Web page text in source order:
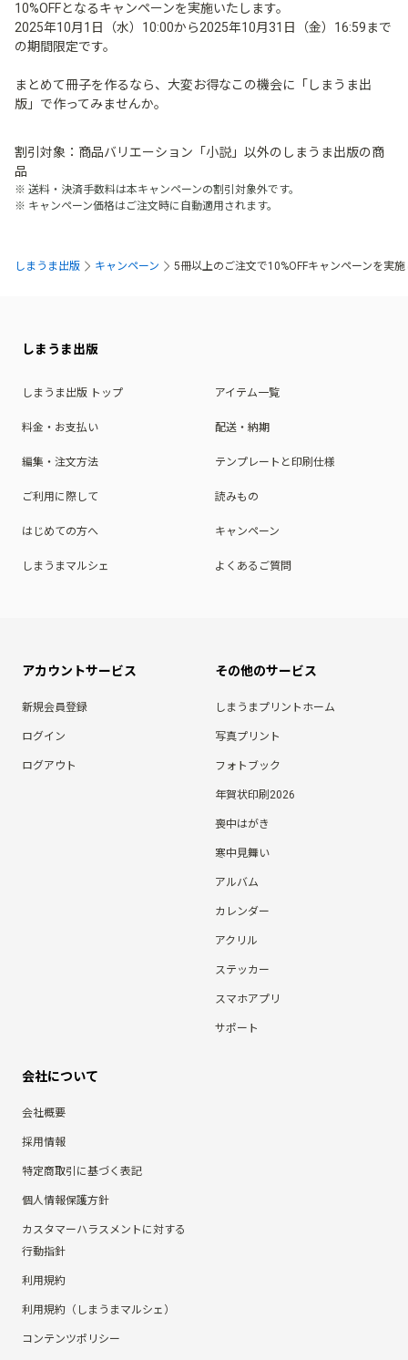
10%OFFとなるキャンペーンを実施いたします。
2025年10月1日（水）10:00から2025年10月31日（金）16:59まで
の期間限定です。
まとめて冊子を作るなら、大変お得なこの機会に「しまうま出
版」で作ってみませんか。
割引対象：商品バリエーション「小説」以外のしまうま出版の商
品
送料・決済手数料は本キャンペーンの割引対象外です。
キャンペーン価格はご注文時に自動適用されます。
しまうま出版 キャンペーン 5冊以上のご注文で10%OFFキャンペーンを実
しまうま出版
しまうま出版 トップ アイテム一覧
料金・お支払い 配送・納期
編集・注文方法 テンプレートと印刷仕様
ご利用に際して 読みもの
はじめての方へ キャンペーン
しまうまマルシェ よくあるご質問
アカウントサービス
新規会員登録
ログイン
ログアウト
その他のサービス
しまうまプリントホーム
写真プリント
フォトブック
年賀状印刷2026
喪中はがき
寒中見舞い
アルバム
カレンダー
アクリル
ステッカー
スマホアプリ
サポート
会社について
会社概要
採用情報
特定商取引に基づく表記
個人情報保護方針
カスタマーハラスメントに対する
行動指針
利用規約
利用規約（しまうまマルシェ）
コンテンツポリシー